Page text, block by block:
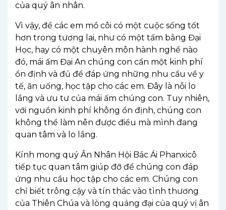
của quý ân nhân.
Vì vậy, để các em mồ côi có một cuộc sống tốt
hơn trong tương lai, như có một tấm bằng Đại
Học, hay có một chuyên môn hành nghề nào
đó, mái ấm Đại An chúng con cần một kinh phí
ổn định và đủ để đáp ứng những nhu cầu về y
tế, ăn uống, học tập cho các em. Đây là nỗi lo
lắng và ưu tư của mái ấm chúng con. Tuy nhiên,
với nguồn kinh phí không ổn định, chúng con
không thể làm nên được điều mà mình đang
quan tâm và lo lắng.
Kính mong quý Ân Nhân Hội Bác Ái Phanxicô
tiếp tục quan tâm giúp đỡ để chúng con đáp
ứng nhu cầu học tập cho các em. Chúng con
chỉ biết trông cậy và tín thác vào tình thương
của Thiên Chúa và lòng quảng đại của quý vị ân